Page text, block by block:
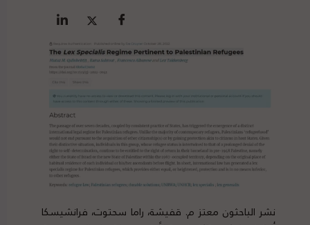
نشر الباحثون معتز م. قفيشة، راما سحتوت، فرانشيسكا